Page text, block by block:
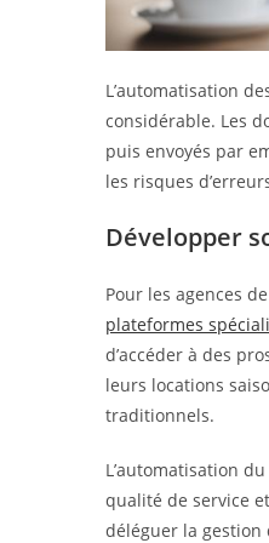
L’automatisation
considérable. Les
puis envoyés par
les risques
Développer
Pour les agences
plateformes
d’accéder à des
leurs locations
traditionnels.
L’automatisation
qualité de service
déléguer la